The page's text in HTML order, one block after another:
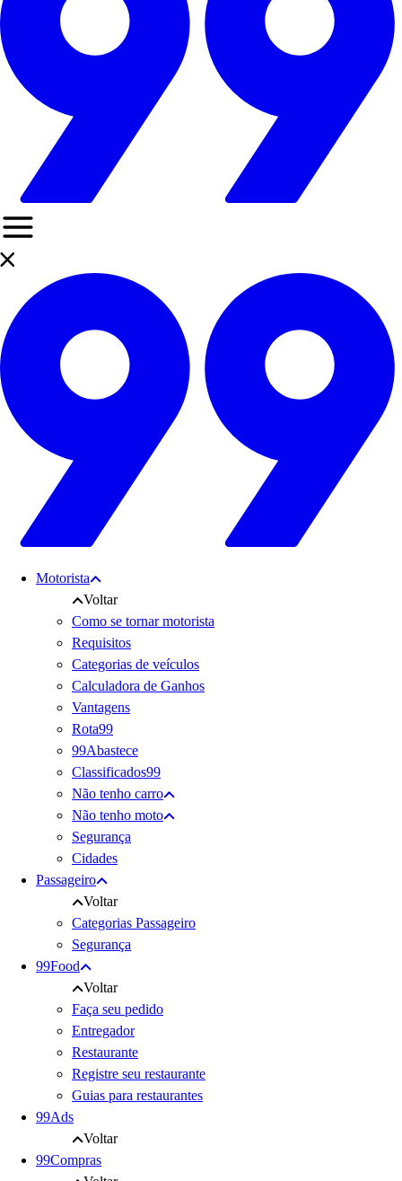
Motorista
Voltar
Como se tornar motorista
Requisitos
Categorias de veículos
Calculadora de Ganhos
Vantagens
Rota99
99Abastece
Classificados99
Não tenho carro
Não tenho moto
Segurança
Cidades
Passageiro
Voltar
Categorias Passageiro
Segurança
99Food
Voltar
Faça seu pedido
Entregador
Restaurante
Registre seu restaurante
Guias para restaurantes
99Ads
Voltar
99Compras